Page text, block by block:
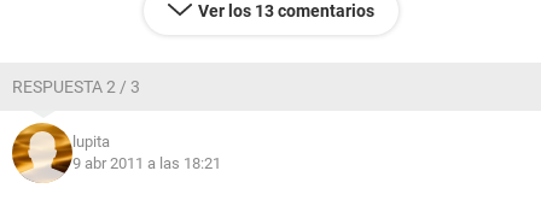
Ver los 13 comentarios
RESPUESTA 2 / 3
lupita
9 abr 2011 a las 18:21